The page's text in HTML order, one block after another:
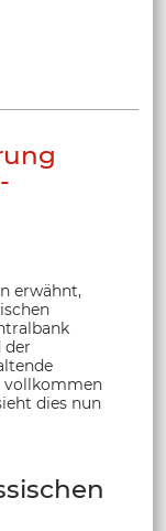
erwähnt,
der
vollkommen
dies nun